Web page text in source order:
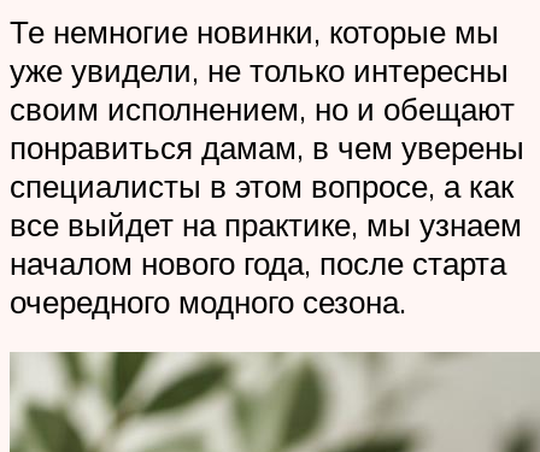
Те немногие новинки, которые мы
уже увидели, не только интересны
своим исполнением, но и обещают
понравиться дамам, в чем уверены
специалисты в этом вопросе, а как
все выйдет на практике, мы узнаем
началом нового года, после старта
очередного модного сезона.